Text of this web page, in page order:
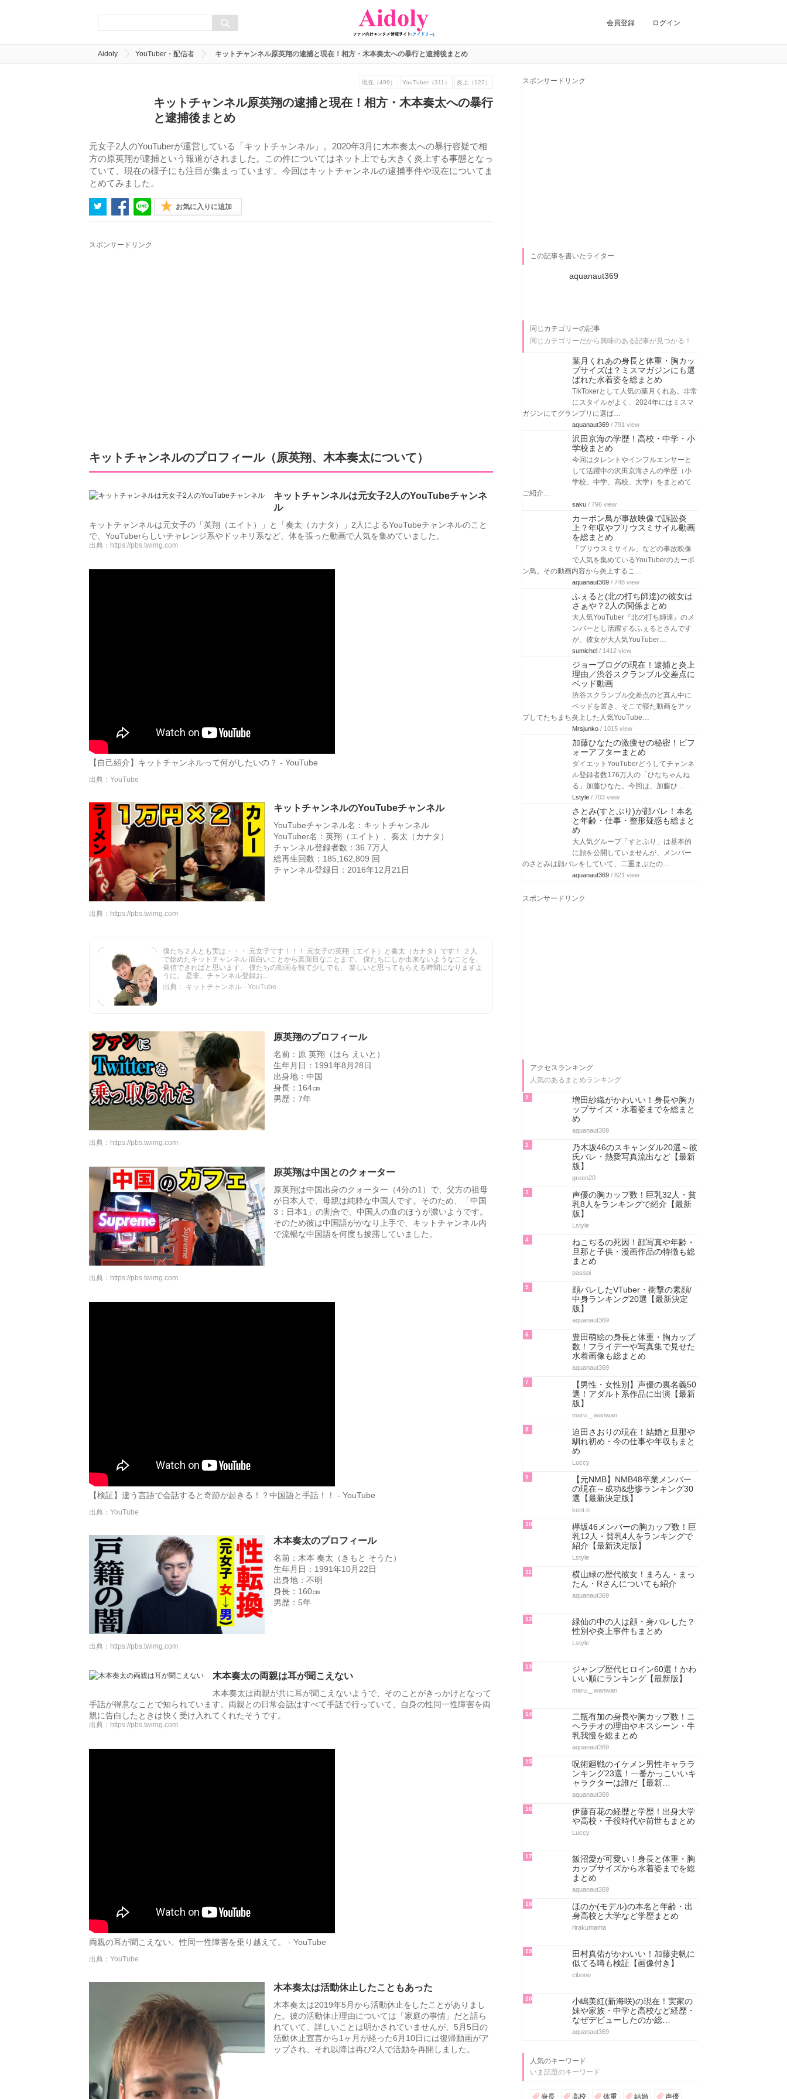
会員登録 ログイン
Aidoly YouTuber・配信者 キットチャンネル原英翔の逮捕と現在！相方・木本奏太への暴行と逮捕後まとめ
現在（499） YouTuber（311） 炎上（122）
キットチャンネル原英翔の逮捕と現在！相方・木本奏太への暴行
と逮捕後まとめ
元女子2人のYouTuberが運営している「キットチャンネル」。2020年3月に木本奏太への暴行容疑で相
方の原英翔が逮捕という報道がされました。この件についてはネット上でも大きく炎上する事態となっ
ていて、現在の様子にも注目が集まっています。今回はキットチャンネルの逮捕事件や現在についてま
とめてみました。
お気に入りに追加
スポンサードリンク
キットチャンネルのプロフィール（原英翔、木本奏太について）
キットチャンネルは元女子2人のYouTubeチャンネ
ル
キットチャンネルは元女子の「英翔（エイト）」と「奏太（カナタ）」2人によるYouTubeチャンネルのこと
で、YouTuberらしいチャレンジ系やドッキリ系など、体を張った動画で人気を集めていました。
出典： https://pbs.twimg.com
【自己紹介】キットチャンネルって何がしたいの？ - YouTube
出典：YouTube
キットチャンネルのYouTubeチャンネル
YouTubeチャンネル名：キットチャンネル
YouTuber名：英翔（エイト）、奏太（カナタ）
チャンネル登録者数：36.7万人
総再生回数：185,162,809 回
チャンネル登録日：2016年12月21日
出典： https://pbs.twimg.com
僕たち２人とも実は・・・ 元女子です！！！ 元女子の英翔（エイト）と奏太（カナタ）です！ ２人
で始めたキットチャンネル 面白いことから真面目なことまで。 僕たちにしか出来ないようなことを、
発信できればと思います。 僕たちの動画を観て少しでも、 楽しいと思ってもらえる時間になりますよ
うに。 是非、チャンネル登録お...
出典： キットチャンネル - YouTube
原英翔のプロフィール
名前：原 英翔（はら えいと）
生年月日：1991年8月28日
出身地：中国
身長：164㎝
男歴：7年
出典： https://pbs.twimg.com
原英翔は中国とのクォーター
原英翔は中国出身のクォーター（4分の1）で、父方の祖母
が日本人で、母親は純粋な中国人です。そのため、「中国
3：日本1」の割合で、中国人の血のほうが濃いようです。
そのため彼は中国語がかなり上手で、キットチャンネル内
で流暢な中国語を何度も披露していました。
出典： https://pbs.twimg.com
【検証】違う言語で会話すると奇跡が起きる！？中国語と手話！！ - YouTube
出典：YouTube
木本奏太のプロフィール
名前：木本 奏太（きもと そうた）
生年月日：1991年10月22日
出身地：不明
身長：160㎝
男歴：5年
出典： https://pbs.twimg.com
木本奏太の両親は耳が聞こえない
木本奏太は両親が共に耳が聞こえないようで、そのことがきっかけとなって
手話が得意なことで知られています。両親との日常会話はすべて手話で行っていて、自身の性同一性障害を両
親に告白したときは快く受け入れてくれたそうです。
出典： https://pbs.twimg.com
両親の耳が聞こえない、性同一性障害を乗り越えて。 - YouTube
出典：YouTube
木本奏太は活動休止したこともあった
木本奏太は2019年5月から活動休止をしたことがありまし
た。彼の活動休止理由については「家庭の事情」だと語ら
れていて、詳しいことは明かされていませんが、5月5日の
活動休止宣言から1ヶ月が経った6月10日には復帰動画がア
ップされ、それ以降は再び2人で活動を再開しました。
スポンサードリンク
この記事を書いたライター
aquanaut369
同じカテゴリーの記事
同じカテゴリーだから興味のある記事が見つかる！
葉月くれあの身長と体重・胸カッ
プサイズは？ミスマガジンにも選
ばれた水着姿を総まとめ
TikTokerとして人気の葉月くれあ。非常
にスタイルがよく、2024年にはミスマ
ガジンにてグランプリに選ば…
aquanaut369 / 791 view
沢田京海の学歴！高校・中学・小
学校まとめ
今回はタレントやインフルエンサーと
して活躍中の沢田京海さんの学歴（小
学校、中学、高校、大学）をまとめて
ご紹介…
saku / 796 view
カーボン鳥が事故映像で訴訟炎
上？年収やプリウスミサイル動画
を総まとめ
「プリウスミサイル」などの事故映像
で人気を集めているYouTuberのカーボ
ン鳥。その動画内容から炎上するこ…
aquanaut369 / 748 view
ふぇると(北の打ち師達)の彼女は
さぁや？2人の関係まとめ
大人気YouTuber『北の打ち師達』のメ
ンバーとし活躍するふぇるとさんです
が、彼女が大人気YouTuber…
sumichel / 1412 view
ジョーブログの現在！逮捕と炎上
理由／渋谷スクランブル交差点に
ベッド動画
渋谷スクランブル交差点のど真ん中に
ベッドを置き、そこで寝た動画をアッ
プしてたちまち炎上した人気YouTube…
Mrsjunko / 1015 view
加藤ひなたの激痩せの秘密！ビフ
ォーアフターまとめ
ダイエットYouTuberどうしてチャンネ
ル登録者数176万人の「ひなちゃんね
る」加藤ひなた。今回は、加藤ひ…
Lstyle / 703 view
さとみ(すとぷり)が顔バレ！本名
と年齢・仕事・整形疑惑も総まと
め
大人気グループ「すとぷり」は基本的
に顔を公開していませんが、メンバー
のさとみは顔バレをしていて、二重まぶたの…
aquanaut369 / 821 view
スポンサードリンク
アクセスランキング
人気のあるまとめランキング
1
増田紗織がかわいい！身長や胸カ
ップサイズ・水着姿までを総まと
め
aquanaut369
2
乃木坂46のスキャンダル20選～彼
氏バレ・熱愛写真流出など【最新
版】
green20
3
声優の胸カップ数！巨乳32人・貧
乳8人をランキングで紹介【最新
版】
Lstyle
4
ねこぢるの死因！顔写真や年齢・
旦那と子供・漫画作品の特徴も総
まとめ
passpi
5
顔バレしたVTuber・衝撃の素顔/
中身ランキング20選【最新決定
版】
aquanaut369
6
豊田萌絵の身長と体重・胸カップ
数！フライデーや写真集で見せた
水着画像も総まとめ
aquanaut369
7
【男性・女性別】声優の裏名義50
選！アダルト系作品に出演【最新
版】
maru._.wanwan
8
迫田さおりの現在！結婚と旦那や
馴れ初め・今の仕事や年収もまと
め
Luccy
9
【元NMB】NMB48卒業メンバー
の現在～成功&悲惨ランキング30
選【最新決定版】
kent.n
10
欅坂46メンバーの胸カップ数！巨
乳12人・貧乳4人をランキングで
紹介【最新決定版】
Lstyle
11
横山緑の歴代彼女！まろん・まっ
たん・Rさんについても紹介
aquanaut369
12
緑仙の中の人は顔・身バレした？
性別や炎上事件もまとめ
Lstyle
13
ジャンプ歴代ヒロイン60選！かわ
いい順にランキング【最新版】
maru._.wanwan
14
二瓶有加の身長や胸カップ数！ニ
ヘラチオの理由やキスシーン・牛
乳我慢を総まとめ
aquanaut369
15
呪術廻戦のイケメン男性キャララ
ンキング23選！一番かっこいいキ
ャラクターは誰だ【最新…
aquanaut369
16
伊藤百花の経歴と学歴！出身大学
や高校・子役時代や前世もまとめ
Luccy
17
飯沼愛が可愛い！身長と体重・胸
カップサイズから水着姿までを総
まとめ
aquanaut369
18
ほのか(モデル)の本名と年齢・出
身高校と大学など学歴まとめ
rirakumama
19
田村真佑がかわいい！加藤史帆に
似てる噂も検証【画像付き】
cibone
20
小嶋美紅(新海咲)の現在！実家の
妹や家族・中学と高校など経歴・
なぜデビューしたのか総…
aquanaut369
人気のキーワード
いま話題のキーワード
身長 高校 体重 結婚 声優